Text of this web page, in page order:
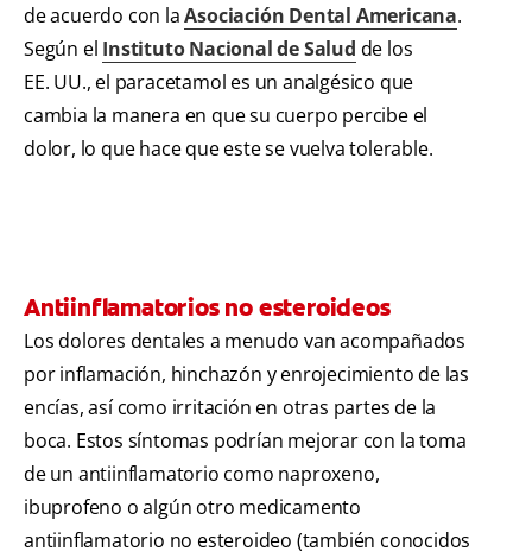
de acuerdo con la Asociación Dental Americana.
Según el Instituto Nacional de Salud de los
EE. UU., el paracetamol es un analgésico que
cambia la manera en que su cuerpo percibe el
dolor, lo que hace que este se vuelva tolerable.
Antiinflamatorios no esteroideos
Los dolores dentales a menudo van acompañados
por inflamación, hinchazón y enrojecimiento de las
encías, así como irritación en otras partes de la
boca. Estos síntomas podrían mejorar con la toma
de un antiinflamatorio como naproxeno,
ibuprofeno o algún otro medicamento
antiinflamatorio no esteroideo (también conocidos